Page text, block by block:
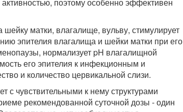
матки, влагалище, вульву, стимулирует
эпителия влагалища и шейки матки при его
нормализует pH влагалищной
его эпителия к инфекционным и
и количество цервикальной слизи.
с чувствительными к нему структурами
рекомендованной суточной дозы - один